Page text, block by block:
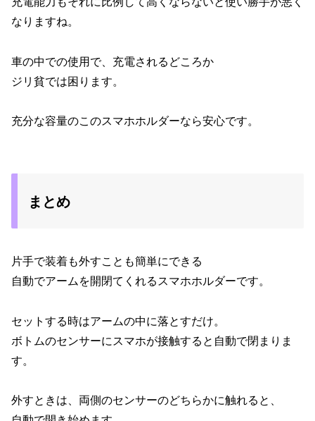
なりますね。
車の中での使用で、充電されるどころか
ジリ貧では困ります。
充分な容量のこのスマホホルダーなら安心です。
まとめ
片手で装着も外すことも簡単にできる
自動でアームを開閉てくれるスマホホルダーです。
セットする時はアームの中に落とすだけ。
ボトムのセンサーにスマホが接触すると自動で閉まりま
す。
外すときは、両側のセンサーのどちらかに触れると、